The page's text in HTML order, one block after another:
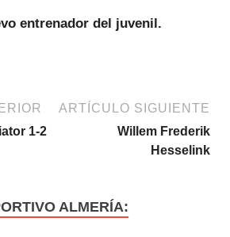
entrenador del juvenil.
1-2
ARTÍCULO SIGUIENTE
Willem Frederik
Hesselink
ALMERÍA: